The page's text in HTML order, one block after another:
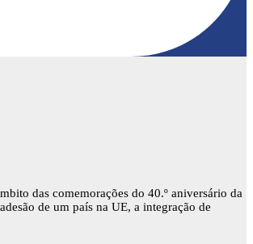
das comemorações do 40.º aniversário da
de um país na UE, a integração de